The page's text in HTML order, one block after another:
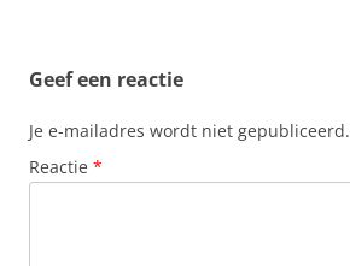
Geef een reactie
Je e-mailadres wordt niet gepubliceerd.
Reactie *